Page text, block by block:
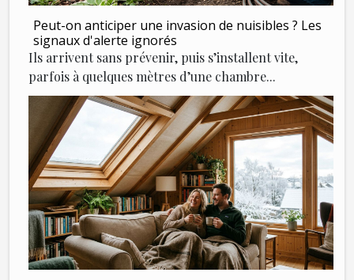
Peut-on anticiper une invasion de nuisibles ? Les
signaux d'alerte ignorés
Ils arrivent sans prévenir, puis s’installent vite,
parfois à quelques mètres d’une chambre...